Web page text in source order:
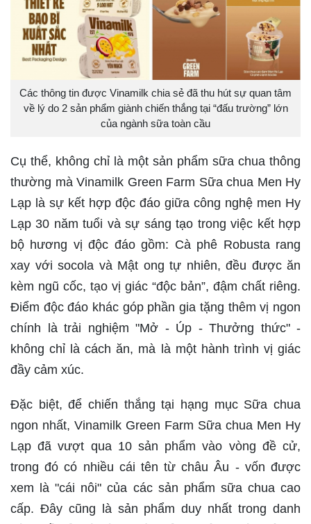
Các thông tin được Vinamilk chia sẻ đã thu hút sự quan tâm
về lý do 2 sản phẩm giành chiến thắng tại “đấu trường” lớn
của ngành sữa toàn cầu
Cụ thể, không chỉ là một sản phẩm sữa chua thông
thường mà Vinamilk Green Farm Sữa chua Men Hy
Lạp là sự kết hợp độc đáo giữa công nghệ men Hy
Lạp 30 năm tuổi và sự sáng tạo trong việc kết hợp
bộ hương vị độc đáo gồm: Cà phê Robusta rang
xay với socola và Mật ong tự nhiên, đều được ăn
kèm ngũ cốc, tạo vị giác “độc bản”, đậm chất riêng.
Điểm độc đáo khác góp phần gia tặng thêm vị ngon
chính là trải nghiệm "Mở - Úp - Thưởng thức" -
không chỉ là cách ăn, mà là một hành trình vị giác
đầy cảm xúc.
Đặc biệt, để chiến thắng tại hạng mục Sữa chua
ngon nhất, Vinamilk Green Farm Sữa chua Men Hy
Lạp đã vượt qua 10 sản phẩm vào vòng đề cử,
trong đó có nhiều cái tên từ châu Âu - vốn được
xem là "cái nôi" của các sản phẩm sữa chua cao
cấp. Đây cũng là sản phẩm duy nhất trong danh